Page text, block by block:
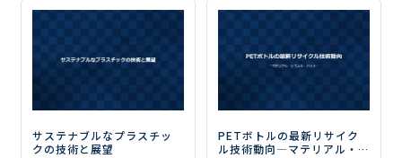
サステナブルなプラスチッ
クの技術と展望
PETボトルの最新リサイク
ル技術動向―マテリアル・